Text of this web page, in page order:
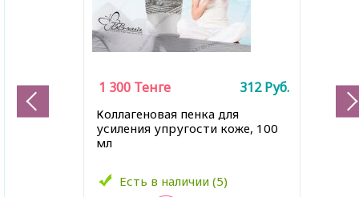
Коллагеновая пенка для
усиления упругости коже, 100
мл
Есть в наличии (5)
1 300 Тенге 312Руб.